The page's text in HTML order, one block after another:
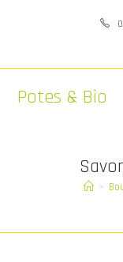
Potes & Bio
>